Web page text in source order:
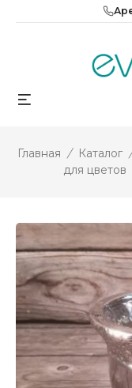
Главная / Каталог
для цветов